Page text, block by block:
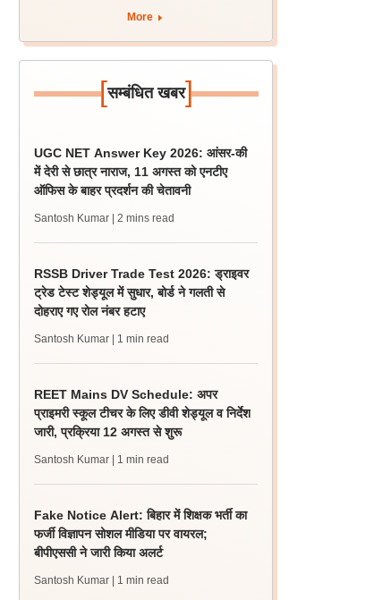
More
[सम्बंधित खबर]
UGC NET Answer Key 2026: आंसर-की
में देरी से छात्र नाराज, 11 अगस्त को एनटीए
ऑफिस के बाहर प्रदर्शन की चेतावनी
Santosh Kumar | 2 mins read
RSSB Driver Trade Test 2026: ड्राइवर
ट्रेड टेस्ट शेड्यूल में सुधार, बोर्ड ने गलती से
दोहराए गए रोल नंबर हटाए
Santosh Kumar | 1 min read
REET Mains DV Schedule: अपर
प्राइमरी स्कूल टीचर के लिए डीवी शेड्यूल व निर्देश
जारी, प्रक्रिया 12 अगस्त से शुरू
Santosh Kumar | 1 min read
Fake Notice Alert: बिहार में शिक्षक भर्ती का
फर्जी विज्ञापन सोशल मीडिया पर वायरल;
बीपीएससी ने जारी किया अलर्ट
Santosh Kumar | 1 min read